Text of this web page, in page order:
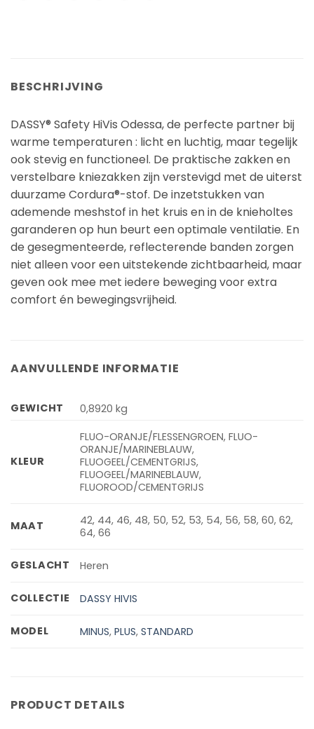
BESCHRIJVING
DASSY® Safety HiVis Odessa, de perfecte partner bij
warme temperaturen : licht en luchtig, maar tegelijk
ook stevig en functioneel. De praktische zakken en
verstelbare kniezakken zijn verstevigd met de uiterst
duurzame Cordura®-stof. De inzetstukken van
ademende meshstof in het kruis en in de knieholtes
garanderen op hun beurt een optimale ventilatie. En
de gesegmenteerde, reflecterende banden zorgen
niet alleen voor een uitstekende zichtbaarheid, maar
geven ook mee met iedere beweging voor extra
comfort én bewegingsvrijheid.
AANVULLENDE INFORMATIE
GEWICHT 0,8920 kg
KLEUR
FLUO-ORANJE/FLESSENGROEN, FLUO-
ORANJE/MARINEBLAUW,
FLUOGEEL/CEMENTGRIJS,
FLUOGEEL/MARINEBLAUW,
FLUOROOD/CEMENTGRIJS
MAAT
42, 44, 46, 48, 50, 52, 53, 54, 56, 58, 60, 62,
64, 66
GESLACHT Heren
COLLECTIE DASSY HIVIS
MODEL MINUS,PLUS,STANDARD
PRODUCT DETAILS